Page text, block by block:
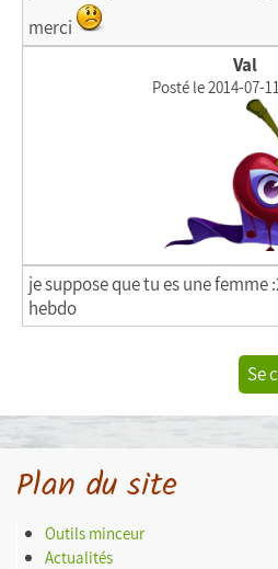
merci
Val
Posté le 2014-07-
je suppose que tu es une
hebdo
Se
Plan du site
Outils minceur
Actualités